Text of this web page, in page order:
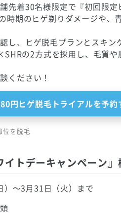
先着30名様限定で『初回限
時期のヒゲ剃りダメージや、
し、ヒゲ脱毛プランとスキン
の2方式を採用し、毛質や
ください！
円ヒゲ脱毛トライアルを予約
位を脱毛
イトデーキャンペーン』
～3月31日（火）まで